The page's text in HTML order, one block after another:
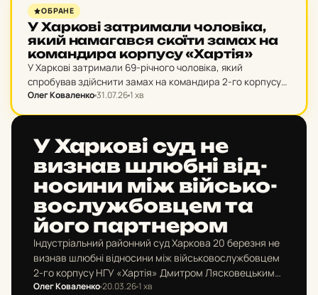
НОВИНИ ХАРКОВА
ОБРАНЕ
У Хар­ко­ві зат­ри­ма­ли чо­ло­ві­ка,
який на­ма­гав­ся скоїти замах на
ко­ман­ди­ра кор­пу­су «Хартія»
У Харкові затримали 69-річного чоловіка, який
спробував здійснити замах на командира 2-го корпусу
НГУ «Хартія» Ігоря Оболєнського. Нападник підійшов до
Олег Коваленко31.07.261 хв
У Хар­ко­ві суд не
визнав шлюбні від­
но­си­ни між вій­сько­
вос­луж­бов­цем та
його пар­тне­ром
Індустріальний районний суд Харкова 20 березня не
визнав шлюбні відносини між військовослужбовцем
2-го корпусу НГУ «Хартія» Дмитром Лясковецьким
та його партнером Євгенієм Донцем.
Олег Коваленко20.03.261 хв